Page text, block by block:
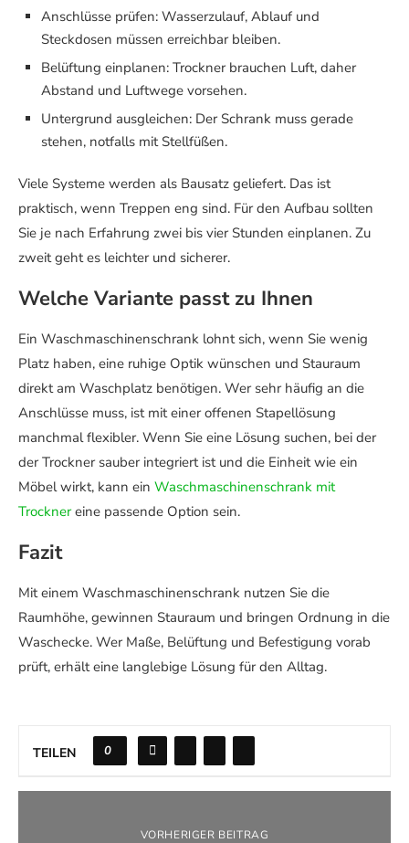
Anschlüsse prüfen: Wasserzulauf, Ablauf und
Steckdosen müssen erreichbar bleiben.
Belüftung einplanen: Trockner brauchen Luft, daher
Abstand und Luftwege vorsehen.
Untergrund ausgleichen: Der Schrank muss gerade
stehen, notfalls mit Stellfüßen.
Viele Systeme werden als Bausatz geliefert. Das ist
praktisch, wenn Treppen eng sind. Für den Aufbau sollten
Sie je nach Erfahrung zwei bis vier Stunden einplanen. Zu
zweit geht es leichter und sicherer.
Welche Variante passt zu Ihnen
Ein Waschmaschinenschrank lohnt sich, wenn Sie wenig
Platz haben, eine ruhige Optik wünschen und Stauraum
direkt am Waschplatz benötigen. Wer sehr häufig an die
Anschlüsse muss, ist mit einer offenen Stapellösung
manchmal flexibler. Wenn Sie eine Lösung suchen, bei der
der Trockner sauber integriert ist und die Einheit wie ein
Möbel wirkt, kann ein Waschmaschinenschrank mit
Trocknereine passende Option sein.
Fazit
Mit einem Waschmaschinenschrank nutzen Sie die
Raumhöhe, gewinnen Stauraum und bringen Ordnung in die
Waschecke. Wer Maße, Belüftung und Befestigung vorab
prüft, erhält eine langlebige Lösung für den Alltag.
TEILEN 0
VORHERIGER BEITRAG